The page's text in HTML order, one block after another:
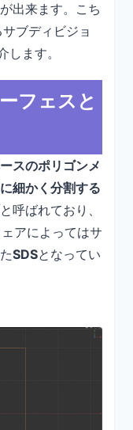
出来ます。こち
ブディビジョ
ます。
フェスと
スのポリゴンメ
細かく分割する
と呼ばれており、
アによってはサ
SDSとなってい